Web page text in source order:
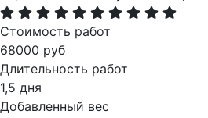
Стоимость работ
68000 руб
Длительность работ
1,5 дня
Добавленный вес